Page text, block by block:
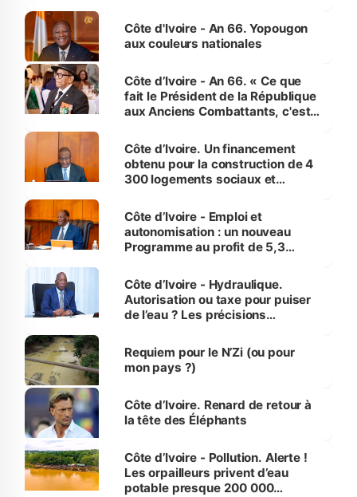
l'Etat de droit pour préserver les
vies humaines »
Côte d'Ivoire - An 66. Yopougon
aux couleurs nationales
Côte d’Ivoire - An 66. « Ce que
fait le Président de la République
aux Anciens Combattants, c'est
Côte d’Ivoire. Un financement
obtenu pour la construction de 4
300 logements sociaux et
et Yamoussoukro
Côte d’Ivoire - Emploi et
autonomisation : un nouveau
Programme au profit de 5,3
Côte d’Ivoire - Hydraulique.
Autorisation ou taxe pour puiser
de l’eau ? Les précisions
Requiem pour le N’Zi (ou pour
mon pays ?)
Côte d’Ivoire. Renard de retour à
la tête des Éléphants
Côte d’Ivoire - Pollution. Alerte !
Les orpailleurs privent d’eau
potable presque 200 000